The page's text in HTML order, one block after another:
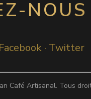
NOUS
· Twitter
Café Artisanal. Tous